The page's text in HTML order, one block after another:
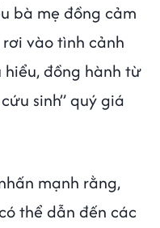
bà mẹ đồng cảm
vào tình cảnh
đồng hành từ
sinh” quý giá
mạnh rằng,
thể dẫn đến các